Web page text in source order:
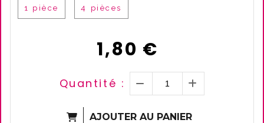
1 pièce 4 pièces
1,80 €
Quantité :
AJOUTER AU PANIER